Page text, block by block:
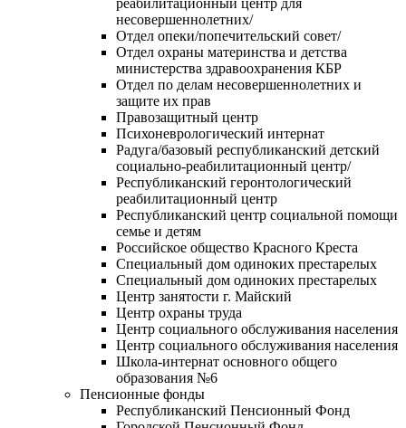
несовершеннолетних/
Отдел опеки/попечительский совет/
Отдел охраны материнства и детства
министерства здравоохранения КБР
Отдел по делам несовершеннолетних и
защите их прав
Правозащитный центр
Психоневрологический интернат
Радуга/базовый республиканский детский
социально-реабилитационный центр/
Республиканский геронтологический
реабилитационный центр
Республиканский центр социальной помощи
семье и детям
Российское общество Красного Креста
Специальный дом одиноких престарелых
Специальный дом одиноких престарелых
Центр занятости г. Майский
Центр охраны труда
Центр социального обслуживания населения
Центр социального обслуживания населения
Школа-интернат основного общего
образования №6
Пенсионные фонды
Республиканский Пенсионный Фонд